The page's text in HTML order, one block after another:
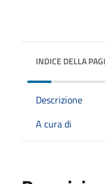
INDICE DELLA
Descrizione
A cura di